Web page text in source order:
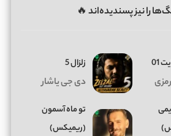
را نیز پسندیده‌اند 🔥
01 زلزال 5
دی جی یاشار
تو ماه آسمون
(ریمیکس)